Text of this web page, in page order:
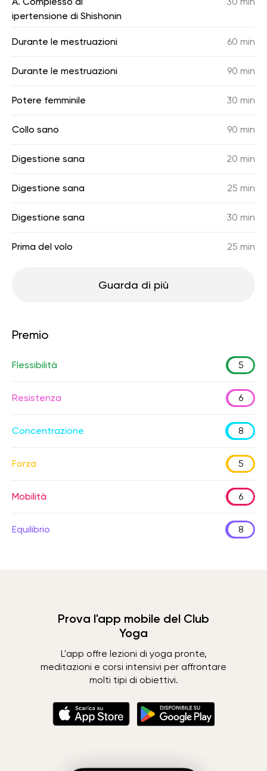
ipertensione di Shishonin
Durante le mestruazioni 60 min
Durante le mestruazioni 90 min
Potere femminile 30 min
Collo sano 90 min
Digestione sana 20 min
Digestione sana 25 min
Digestione sana 30 min
Prima del volo 25 min
Guarda di più
Premio
Flessibilità 5
Resistenza 6
Concentrazione 8
Forza 5
Mobilità 6
Equilibrio 8
Prova l'app mobile del Club
Yoga
L'app offre lezioni di yoga pronte,
meditazioni e corsi intensivi per affrontare
molti tipi di obiettivi.